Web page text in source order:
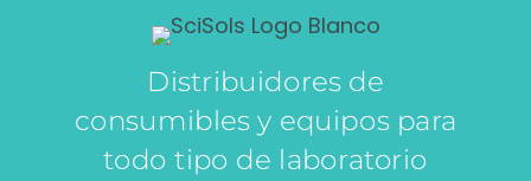
Distribuidores de
consumibles y equipos para
todo tipo de laboratorio